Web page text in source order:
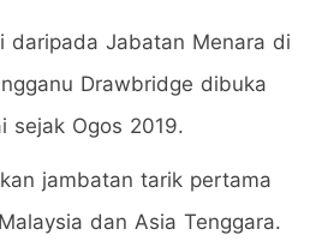
daripada Jabatan Menara di
Drawbridge dibuka
sejak Ogos 2019.
jambatan tarik pertama
dan Asia Tenggara.